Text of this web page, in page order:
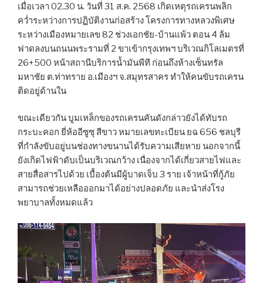
เมื่อเวลา 02.30 น. วันที่ 31 ส.ค. 2568 เกิดเหตุรถเครนพลิก
คว่ำระหว่างการปฏิบัติงานก่อสร้าง โครงการทางหลวงพิเศษ
ระหว่างเมืองหมายเลข 82 ช่วงเอกชัย-บ้านแพ้ว ตอน 4 ล้ม
ฟาดลงบนถนนพระรามที่ 2 ขาเข้ากรุงเทพฯ บริเวณกิโลเมตรที่
26+500 หน้าสถานีบริการน้ำมันพีที ก่อนถึงห้างเซ็นทรัล
มหาชัย ต.ท่าทราย อ.เมืองฯ จ.สมุทรสาคร ทำให้คนขับรถเครน
ติดอยู่ด้านใน
ขณะเดียวกัน บูมเหล็กของรถเครนคันดังกล่าวยังได้ทับรถ
กระบะคอก ยี่ห้ออีซูซุ สีขาว หมายเลขทะเบียน ยฉ 656 ชลบุรี
ที่กำลังขับอยู่บนช่องทางขนานได้รับความเสียหาย นอกจากนี้
ยังเกิดไฟฟ้าดับเป็นบริเวณกว้าง เนื่องจากได้เกี่ยวสายไฟและ
สายสื่อสารไปด้วย เบื้องต้นมีผู้บาดเจ็บ 3 ราย เจ้าหน้าที่กู้ภัย
สามารถช่วยเหลือออกมาได้อย่างปลอดภัย และนำส่งโรง
พยาบาลทั้งหมดแล้ว